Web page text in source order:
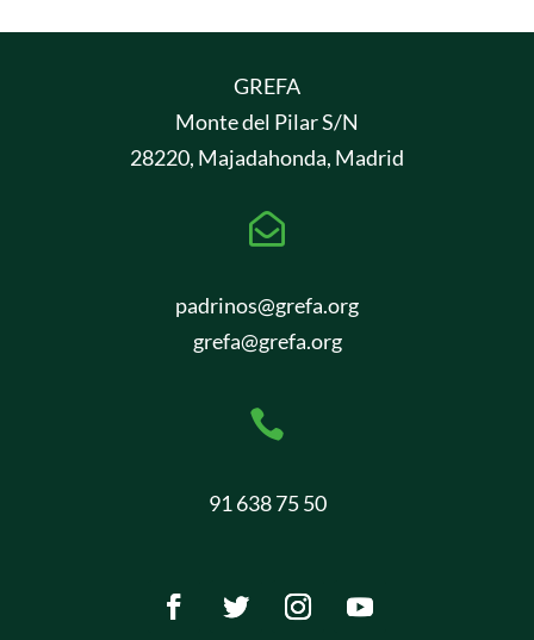
GREFA
Monte del Pilar S/N
28220, Majadahonda, Madrid

padrinos@grefa.org
grefa@grefa.org

91 638 75 50